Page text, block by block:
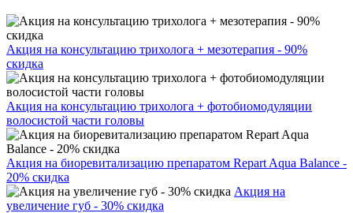
Акция на консультацию трихолога + мезотерапия - 90%
скидка
Акция на консультацию трихолога + фотобиомодуляции
волосистой части головы
Акция на биоревитализацию препаратом Repart Aqua Balance -
20% скидка
Акция на
увеличение губ - 30% скидка